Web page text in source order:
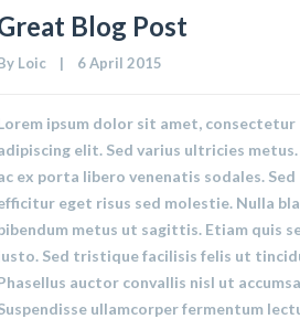
Blog Post
Loic
    |    6 April 2015
ipsum dolor sit amet, consectetur
elit. Sed varius ultricies
ex porta libero venenatis sodales. Sed
eget risus sed molestie. Nulla
metus ut sagittis. Etiam quis
Sed tristique facilisis felis ut
auctor convallis nisl ut
ullamcorper fermentum